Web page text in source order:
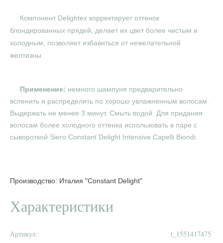
Компонент Delightex корректирует оттенок
блондированных прядей, делает их цвет более чистым и
холодным, позволяет избавиться от нежелательной
желтизны
Применение: немного шампуня предварительно
вспенить и распределить по хорошо увлажненным волосам.
Выдержать не менее 3 минут. Смыть водой. Для придания
волосам более холодного оттенка использовать в паре с
сывороткой Siero Constant Delight Intensive Capelli Biondi.
Производство: Италия "Constant Delight"
Характеристики
Артикул:
t_1551417475